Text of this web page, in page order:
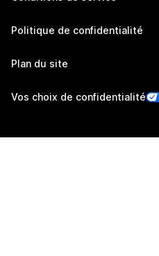
Politique de confidentialité
Plan du site
Vos choix de confidentialité